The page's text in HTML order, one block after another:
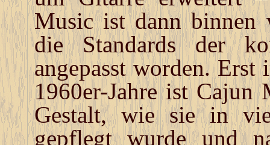
Music ist dann binnen
die Standards der
angepasst worden.
1960er-Jahre ist
Gestalt, wie sie in
gepflegt wurde und